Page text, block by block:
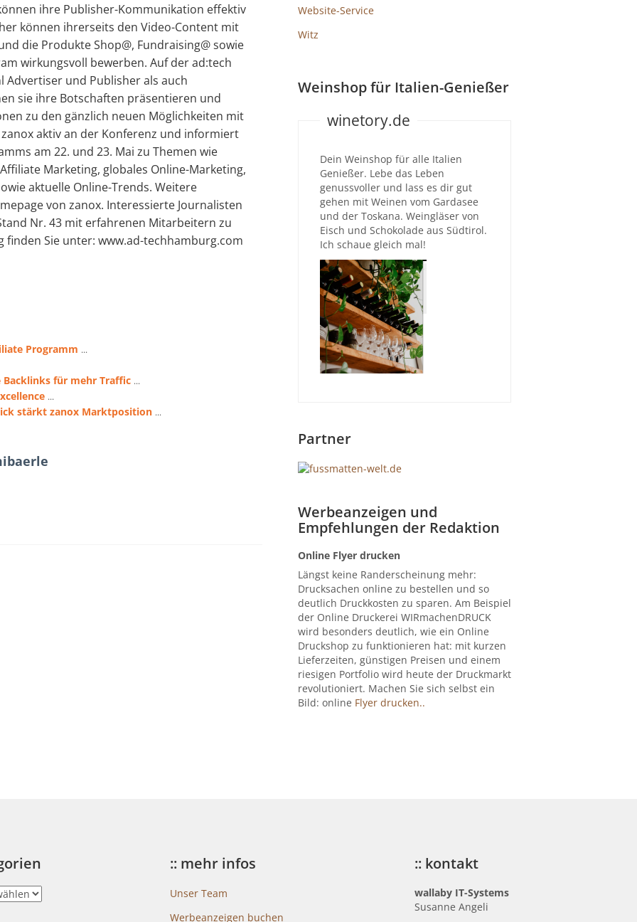
ihre Publisher-Kommunikation effektiv
können ihrerseits den Video-Content mit
die Produkte Shop@, Fundraising@ sowie
wirkungsvoll bewerben. Auf der ad:tech
und Publisher als auch
sie ihre Botschaften präsentieren und
zu den gänzlich neuen Möglichkeiten mit
aktiv an der Konferenz und informiert
am 22. und 23. Mai zu Themen wie
Marketing, globales Online-Marketing,
aktuelle Online-Trends. Weitere
von zanox. Interessierte Journalisten
Nr. 43 mit erfahrenen Mitarbeitern zu
Sie unter: www.ad-techhamburg.com
Programm ...
Backlinks für mehr Traffic ...
...
stärkt zanox Marktposition ...
Website-Service
Witz
Weinshop für Italien-Genießer
winetory.de
Dein Weinshop für alle Italien
Genießer. Lebe das Leben
genussvoller und lass es dir gut
gehen mit Weinen vom Gardasee
und der Toskana. Weingläser von
Eisch und Schokolade aus Südtirol.
Ich schaue gleich mal!
Partner
Werbeanzeigen und
Empfehlungen der Redaktion
Online Flyer drucken
Längst keine Randerscheinung mehr:
Drucksachen online zu bestellen und so
deutlich Druckkosten zu sparen. Am Beispiel
der Online Druckerei WIRmachenDRUCK
wird besonders deutlich, wie ein Online
Druckshop zu funktionieren hat: mit kurzen
Lieferzeiten, günstigen Preisen und einem
riesigen Portfolio wird heute der Druckmarkt
revolutioniert. Machen Sie sich selbst ein
Bild: online Flyer drucken..
:: mehr infos
Unser Team
Werbeanzeigen buchen
:: kontakt
wallaby IT-Systems
Susanne Angeli